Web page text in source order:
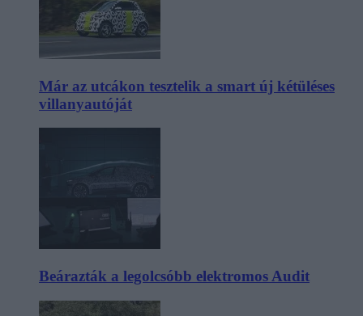
Már az utcákon tesztelik a smart új kétüléses
villanyautóját
Beárazták a legolcsóbb elektromos Audit